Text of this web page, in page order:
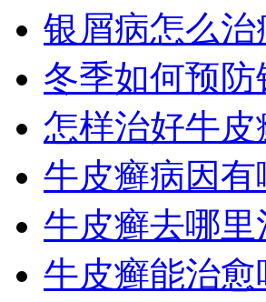
银屑病怎么治
冬季如何预
怎样治好牛皮
牛皮癣病因有
牛皮癣去哪里
牛皮癣能治愈